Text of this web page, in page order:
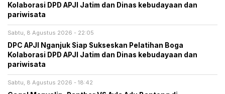
Kolaborasi DPD APJI Jatim dan Dinas kebudayaan dan
pariwisata
Sabtu, 8 Agustus 2026 - 22:05
DPC APJI Nganjuk Siap Sukseskan Pelatihan Boga
Kolaborasi DPD APJI Jatim dan Dinas kebudayaan dan
pariwisata
Sabtu, 8 Agustus 2026 - 18:42